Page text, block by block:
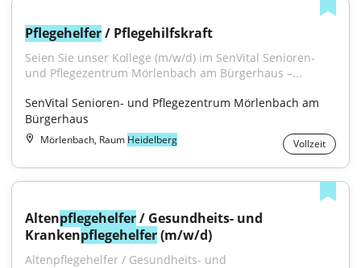
Pflegehelfer / Pflegehilfskraft
Seien Sie unser Kollege (m/w/d) im SenVital Senioren-
und Pflegezentrum Mörlenbach am Bürgerhaus –...
SenVital Senioren- und Pflegezentrum Mörlenbach am
Bürgerhaus
Mörlenbach, Raum Heidelberg Vollzeit
Altenpflegehelfer / Gesundheits- und
Krankenpflegehelfer (m/w/d)
Altenpflegehelfer / Gesundheits- und